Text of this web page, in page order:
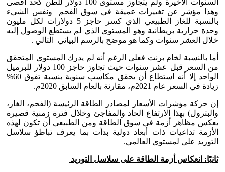
السنوات الأخيرة ولم يتجاوز مستوى 100 دولار للطن كحد أقصى
وهذا مؤشر عن تغييرات عميقة في سوق الفحم ونفس الشيء
بالنسبة للغاز الطبيعي الذي كسر حاجز 5 دولارات لكل مليون
وحدة حرارية بريطانية وهو المستوى الذي لم يستطع الوصول إليه
خلال العشر سنوات وكما هو موضح بالرسم البياني التالي .
أما بالنسبة لخام برنت فعلى الرغم أنه لم يدرك المستوى المتحقق
من السعر قبل عشر سنوات حيث تجاوز حاجز 100 دولار للبرميل
الواحد إلا أنه استطاع أن يحقق مكاسب سنوية بنسبة تفوق 60%
زيادة في السعر عام 2021م، مقارنة بالعام السابق 2020م.
إن حركة مؤشرات الأسعار لمصادر الطاقة الرئيسة (الفحم، الغاز،
والبترول) بهذا الارتفاع الحاد والمفاجئ وخلال فترة زمنية قصيرة
يعكس مظاهر أزمة في سوق الطاقة ومن الطبيعي أن تكون لهذه
الأزمة تداعيات ذات أبعاد دولية بدأت بما يعرف تباطؤ سلاسل
التوريد على لمستوى العالمي.
ثانيًا: انعكاس أزمة الطاقة على سلاسل التوريد